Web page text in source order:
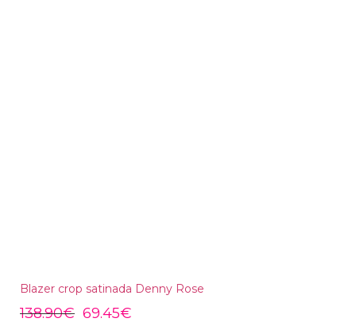
Blazer crop satinada Denny Rose
138.90€ 69.45€